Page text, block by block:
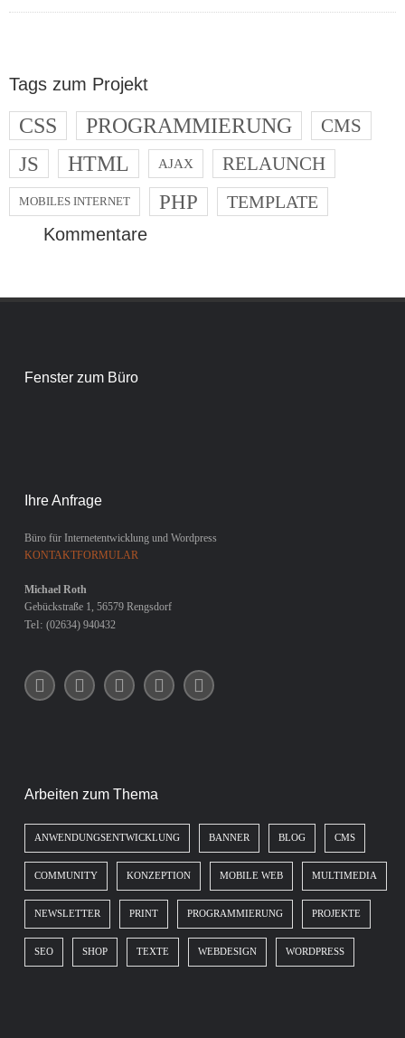
Tags zum Projekt
CSS PROGRAMMIERUNG CMS
JS HTML AJAX RELAUNCH
MOBILES INTERNET PHP
TEMPLATE
Kommentare
Fenster zum Büro
Ihre Anfrage
Büro für Internetentwicklung und Wordpress
KONTAKTFORMULAR
Michael Roth
Gebückstraße 1, 56579 Rengsdorf
Tel: (02634) 940432
Arbeiten zum Thema
ANWENDUNGSENTWICKLUNG BANNER BLOG CMS
COMMUNITY KONZEPTION MOBILE WEB MULTIMEDIA
NEWSLETTER PRINT PROGRAMMIERUNG PROJEKTE
SEO SHOP TEXTE WEBDESIGN WORDPRESS